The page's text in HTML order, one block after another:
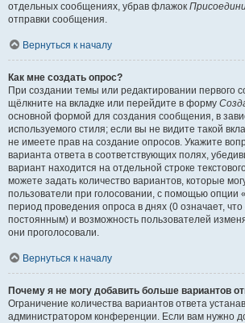
отдельных сообщениях, убрав флажок
отправки сообщения.
Вернуться к началу
Как мне создать опрос?
При создании темы или редактировании первого
щёлкните на вкладке или перейдите в форму
основной формой для создания сообщения, в
используемого стиля; если вы не видите такой
не имеете прав на создание опросов. Укажите
варианта ответа в соответствующих полях,
вариант находится на отдельной строке
можете задать количество вариантов, которые
пользователи при голосовании, с помощью опции
период проведения опроса в днях (0 означает,
постоянным) и возможность пользователей
они проголосовали.
Вернуться к началу
Почему я не могу добавить больше вариантов
Ограничение количества вариантов ответа
администратором конференции. Если вам нужно